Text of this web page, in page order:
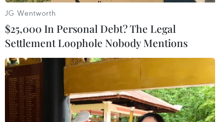
TIN LIÊN QUAN
JG Wentworth
$25,000 In Personal Debt? The Legal
Settlement Loophole Nobody Mentions